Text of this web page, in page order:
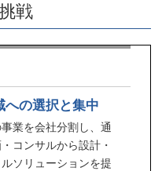
戦
への選択と集中
業を会社分割し、通
コンサルから設計・
ソリューションを提